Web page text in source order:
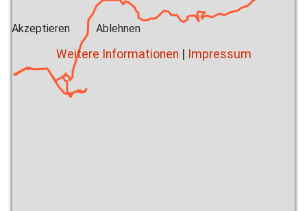
Akzeptieren Ablehnen
Weitere Informationen | Impressum